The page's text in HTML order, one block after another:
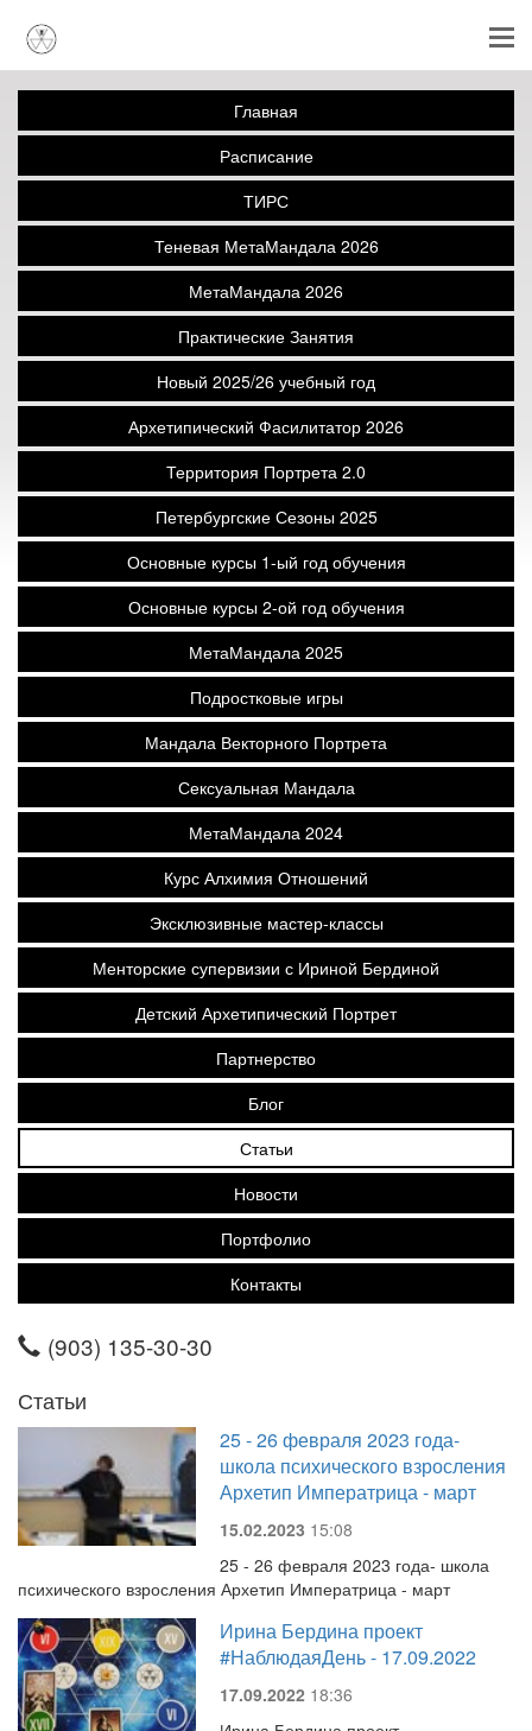
Главная
Расписание
ТИРС
Теневая МетаМандала 2026
МетаМандала 2026
Практические Занятия
Новый 2025/26 учебный год
Архетипический Фасилитатор 2026
Территория Портрета 2.0
Петербургские Сезоны 2025
Основные курсы 1-ый год обучения
Основные курсы 2-ой год обучения
МетаМандала 2025
Подростковые игры
Мандала Векторного Портрета
Сексуальная Мандала
МетаМандала 2024
Курс Алхимия Отношений
Эксклюзивные мастер-классы
Менторские супервизии с Ириной Бердиной
Детский Архетипический Портрет
Партнерство
Блог
Статьи
Новости
Портфолио
Контакты
(903) 135-30-30
Статьи
25 - 26 февраля 2023 года-
школа психического взросления
Архетип Императрица - март
15.02.2023 15:08
25 - 26 февраля 2023 года- школа
психического взросления Архетип Императрица - март
Ирина Бердина проект
#НаблюдаяДень - 17.09.2022
17.09.2022 18:36